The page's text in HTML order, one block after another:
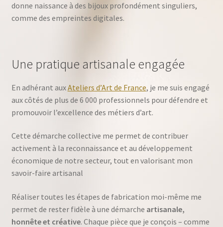
donne naissance à des bijoux profondément singuliers,
comme des empreintes digitales.
Une pratique artisanale engagée
En adhérant auxAteliers d’Art de France, je me suis engagé
aux côtés de plus de 6 000 professionnels pour défendre et
promouvoir l’excellence des métiers d’art.
Cette démarche collective me permet de contribuer
activement à la reconnaissance et au développement
économique de notre secteur, tout en valorisant mon
savoir-faire artisanal
Réaliser toutes les étapes de fabrication moi-même me
permet de rester fidèle à une démarche artisanale,
honnête et créative. Chaque pièce que je conçois – comme